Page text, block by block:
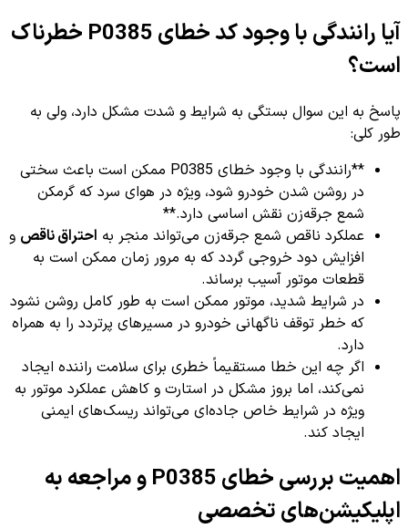
آیا رانندگی با وجود کد خطای P0385 خطرناک
است؟
پاسخ به این سوال بستگی به شرایط و شدت مشکل دارد، ولی به
طور کلی:
**رانندگی با وجود خطای P0385 ممکن است باعث سختی
در روشن شدن خودرو شود، ویژه در هوای سرد که گرمکن
شمع جرقه‌زن نقش اساسی دارد.**
عملکرد ناقص شمع جرقه‌زن می‌تواند منجر به احتراق ناقص و
افزایش دود خروجی گردد که به مرور زمان ممکن است به
قطعات موتور آسیب برساند.
در شرایط شدید، موتور ممکن است به طور کامل روشن نشود
که خطر توقف ناگهانی خودرو در مسیرهای پرتردد را به همراه
دارد.
اگر چه این خطا مستقیماً خطری برای سلامت راننده ایجاد
نمی‌کند، اما بروز مشکل در استارت و کاهش عملکرد موتور به
ویژه در شرایط خاص جاده‌ای می‌تواند ریسک‌های ایمنی
ایجاد کند.
اهمیت بررسی خطای P0385 و مراجعه به
اپلیکیشن‌های تخصصی